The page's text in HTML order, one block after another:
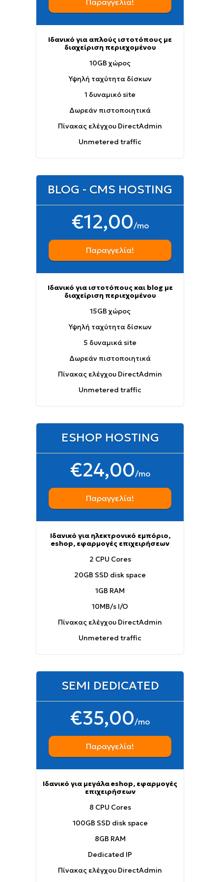
Παραγγελία!
Ιδανικό για απλούς ιστοτόπους με
διαχείριση περιεχομένου
10GB χώρος
Υψηλή ταχύτητα δίσκων
1 δυναμικό site
Δωρεάν πιστοποιητικά
Πίνακας ελέγχου DirectAdmin
Unmetered traffic
BLOG - CMS HOSTING
€12,00/mo
Παραγγελία!
Ιδανικό για ιστοτόπους και blog με
διαχείριση περιεχομένου
15GB χώρος
Υψηλή ταχύτητα δίσκων
5 δυναμικά site
Δωρεάν πιστοποιητικά
Πίνακας ελέγχου DirectAdmin
Unmetered traffic
ESHOP HOSTING
€24,00/mo
Παραγγελία!
Ιδανικό για ηλεκτρονικό εμπόριο,
eshop, εφαρμογές επιχειρήσεων
2 CPU Cores
20GB SSD disk space
1GB RAM
10MB/s I/O
Πίνακας ελέγχου DirectAdmin
Unmetered traffic
SEMI DEDICATED
€35,00/mo
Παραγγελία!
Ιδανικό για μεγάλα eshop, εφαρμογές
επιχειρήσεων
8 CPU Cores
100GB SSD disk space
8GB RAM
Dedicated IP
Πίνακας ελέγχου DirectAdmin